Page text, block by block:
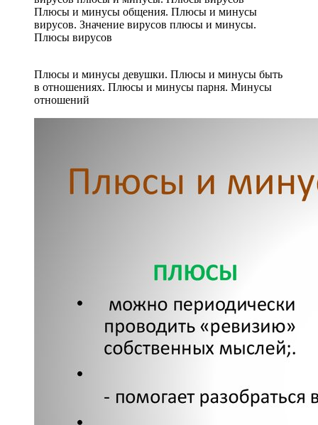
Плюсы и минусы общения. Плюсы и минусы
вирусов. Значение вирусов плюсы и минусы.
Плюсы вирусов
Плюсы и минусы девушки. Плюсы и минусы быть
в отношениях. Плюсы и минусы парня. Минусы
отношений